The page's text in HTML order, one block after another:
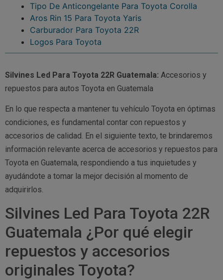
Tipo De Anticongelante Para Toyota Corolla
Aros Rin 15 Para Toyota Yaris
Carburador Para Toyota 22R
Logos Para Toyota
Silvines Led Para Toyota 22R Guatemala: Accesorios y
repuestos para autos Toyota en Guatemala
En lo que respecta a mantener tu vehículo Toyota en óptimas
condiciones, es fundamental contar con repuestos y
accesorios de calidad. En el siguiente texto, te brindaremos
información relevante acerca de accesorios y repuestos para
Toyota en Guatemala, respondiendo a tus inquietudes y
ayudándote a tomar la mejor decisión al momento de
adquirirlos.
Silvines Led Para Toyota 22R
Guatemala ¿Por qué elegir
repuestos y accesorios
originales Toyota?